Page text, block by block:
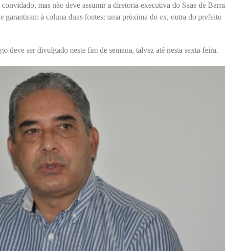
mas não deve assumir a diretoria-executiva do Saae de Barra
garantiram à coluna duas fontes: uma próxima do ex, outra do prefeito
deve ser divulgado neste fim de semana, talvez até nesta sexta-feira.